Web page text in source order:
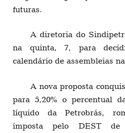
futuras.
A diretoria do
na quinta, 7, para
calendário de assembleias
A nova proposta
para 5,20% o percentual
líquido da Petrobrás,
imposta pelo DEST